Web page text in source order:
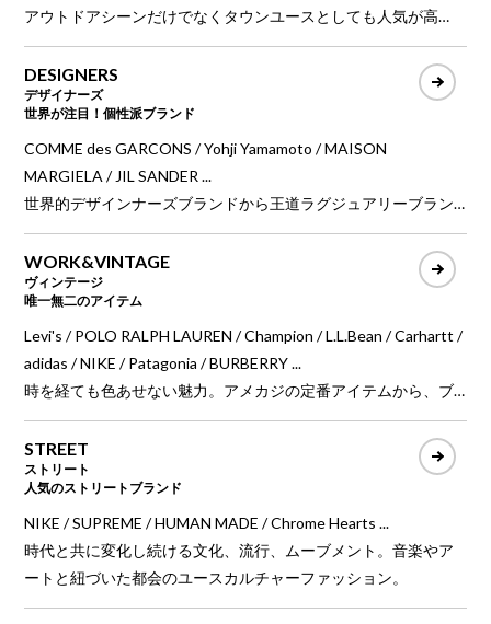
アウトドアシーンだけでなくタウンユースとしても人気が高
く、環境負荷の少ない素材やリサイクル素材でサステナビリテ
ィも実現する現代的ファッション。
DESIGNERS
デザイナーズ
世界が注目！個性派ブランド
COMME des GARCONS / Yohji Yamamoto / MAISON
MARGIELA / JIL SANDER ...
世界的デザインナーズブランドから王道ラグジュアリーブラン
ドのプレタポルテをはじめ、最高級の品質、最先端のファッシ
ョンを牽引する現代ファッションのハイエンドブランド。
WORK&VINTAGE
ヴィンテージ
唯一無二のアイテム
Levi's / POLO RALPH LAUREN / Champion / L.L.Bean / Carhartt /
adidas / NIKE / Patagonia / BURBERRY ...
時を経ても色あせない魅力。アメカジの定番アイテムから、ブ
ランドアーカイブ、ラグジュアリーブランドまで、唯一無二の
ヴィンテージアイテム。
STREET
ストリート
人気のストリートブランド
NIKE / SUPREME / HUMAN MADE / Chrome Hearts ...
時代と共に変化し続ける文化、流行、ムーブメント。音楽やア
ートと紐づいた都会のユースカルチャーファッション。